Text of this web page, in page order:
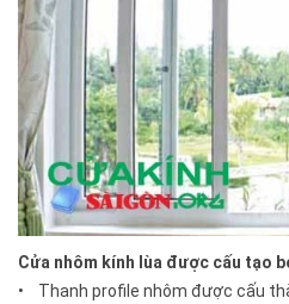
Cửa nhôm kính lùa được cấu tạo
• Thanh profile nhôm được cấu